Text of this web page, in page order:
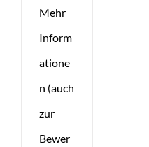
Mehr
Inform
atione
n (auch
zur
Bewer